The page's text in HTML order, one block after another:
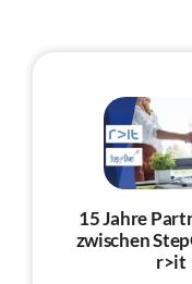
15 Jahre
zwischen
r>it